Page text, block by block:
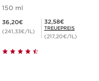
150 ml
36,20€
(241,33€/1L)
Mitgliederpreis 32,58€
32,58€
TREUEPREIS
(217,20€/1L)